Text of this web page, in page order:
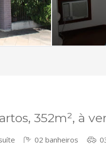
352m², à
02 banheiros